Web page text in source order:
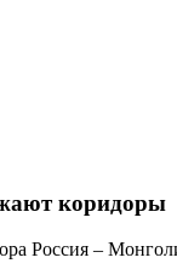
коридоры
Россия –